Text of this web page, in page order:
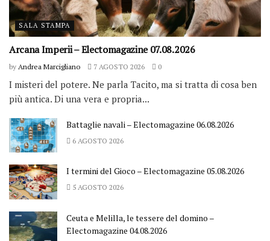
SALA STAMPA
Arcana Imperii – Electomagazine 07.08.2026
by Andrea Marcigliano 7 AGOSTO 2026 0
I misteri del potere. Ne parla Tacito, ma si tratta di cosa ben
più antica. Di una vera e propria...
Battaglie navali – Electomagazine 06.08.2026
6 AGOSTO 2026
I termini del Gioco – Electomagazine 05.08.2026
5 AGOSTO 2026
Ceuta e Melilla, le tessere del domino –
Electomagazine 04.08.2026